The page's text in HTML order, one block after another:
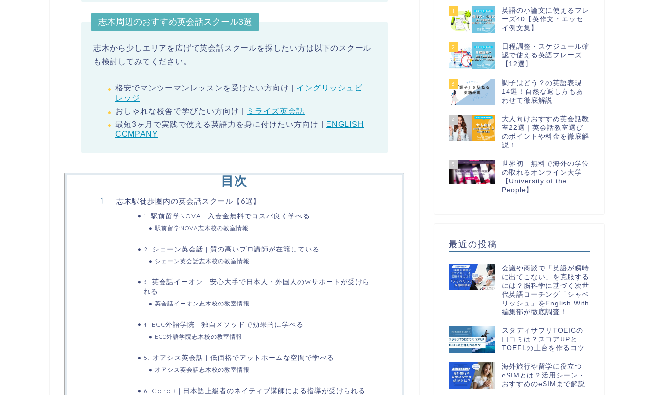
志木周辺のおすすめ英会話スクール3選
志木から少しエリアを広げて英会話スクールを探したい方は以下のスクール
も検討してみてください。
格安でマンツーマンレッスンを受けたい方向け | イングリッシュビ
レッジ
おしゃれな校舎で学びたい方向け |
ミライズ英会話
最短3ヶ月で実践で使える英語力を身に付けたい方向け |
ENGLISH
COMPANY
目次
志木駅徒歩圏内の英会話スクール【6選】
1. 駅前留学NOVA | 入会金無料でコスパ良く学べる
駅前留学NOVA志木校の教室情報
2. シェーン英会話 | 質の高いプロ講師が在籍している
シェーン英会話志木校の教室情報
3. 英会話イーオン | 安心大手で日本人・外国人のWサポートが受けら
れる
英会話イーオン志木校の教室情報
4. ECC外語学院 | 独自メソッドで効果的に学べる
ECC外語学院志木校の教室情報
5. オアシス英会話 | 低価格でアットホームな空間で学べる
オアシス英会話志木校の教室情報
6. GandB | 日本語上級者のネイティブ講師による指導が受けられる
1
英語の小論文に使えるフレ
ーズ40【英作文・エッセ
イ例文集】
2
日程調整・スケジュール確
認で使える英語フレーズ
【12選】
3
調子はどう？の英語表現
14選！自然な返し方もあ
わせて徹底解説
4
大人向けおすすめ英会話教
室22選｜英会話教室選び
のポイントや料金を徹底解
説！
5
世界初！無料で海外の学位
の取れるオンライン大学
【University of the
People】
最近の投稿
会議や商談で「英語が瞬時
に出てこない」を克服する
には？脳科学に基づく次世
代英語コーチング「シャベ
リッシュ」をEnglish With
編集部が徹底調査！
スタディサプリTOEICの
口コミは？スコアUPと
TOEFLの土台を作るコツ
海外旅行や留学に役立つ
eSIMとは？活用シーン・
おすすめのeSIMまで解説